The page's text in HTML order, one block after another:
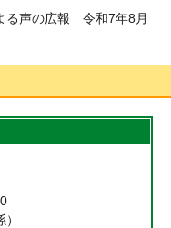
る声の広報 令和7年8月